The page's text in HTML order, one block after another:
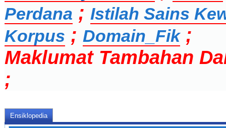
Perdana ; Istilah Sains
Korpus ; Domain_Fik;
Maklumat Tambahan
;
Ensiklopedia